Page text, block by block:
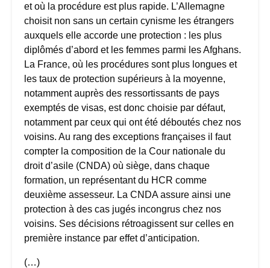
et où la procédure est plus rapide. L’Allemagne
choisit non sans un certain cynisme les étrangers
auxquels elle accorde une protection : les plus
diplômés d’abord et les femmes parmi les Afghans.
La France, où les procédures sont plus longues et
les taux de protection supérieurs à la moyenne,
notamment auprès des ressortissants de pays
exemptés de visas, est donc choisie par défaut,
notamment par ceux qui ont été déboutés chez nos
voisins. Au rang des exceptions françaises il faut
compter la composition de la Cour nationale du
droit d’asile (CNDA) où siège, dans chaque
formation, un représentant du HCR comme
deuxième assesseur. La CNDA assure ainsi une
protection à des cas jugés incongrus chez nos
voisins. Ses décisions rétroagissent sur celles en
première instance par effet d’anticipation.
(…)